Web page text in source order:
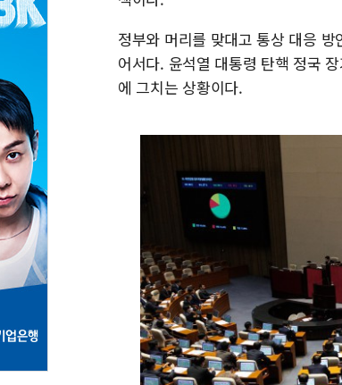
정부와 머리를 맞대고 통상 대응
어서다. 윤석열 대통령 탄핵 정국
에 그치는 상황이다.